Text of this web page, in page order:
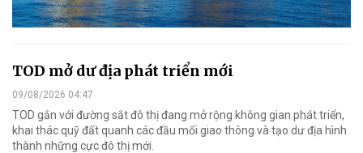
TOD mở dư địa phát triển mới
09/08/2026 04:47
TOD gắn với đường sắt đô thị đang mở rộng không gian phát triển,
khai thác quỹ đất quanh các đầu mối giao thông và tạo dư địa hình
thành những cực đô thị mới.